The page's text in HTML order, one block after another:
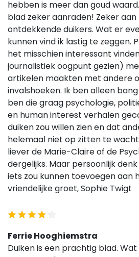
hebben is meer dan goud
blad zeker aanraden! Zeker
ontdekkende duikers. Wat er
kunnen vind ik lastig te zeggen.
het misschien interessant
journalistiek oogpunt gezien)
artikelen maakten met andere
invalshoeken. Ik ben alleen
ben die graag psychologie,
en human interest verhalen
duiken zou willen zien en dat
helemaal niet op zitten te
liever de Marie-Claire of de
dergelijks. Maar persoonlijk
iets zou kunnen toevoegen aan
vriendelijke groet, Sophie Twigt
Ferrie Hooghiemstra
Duiken is een prachtig blad.